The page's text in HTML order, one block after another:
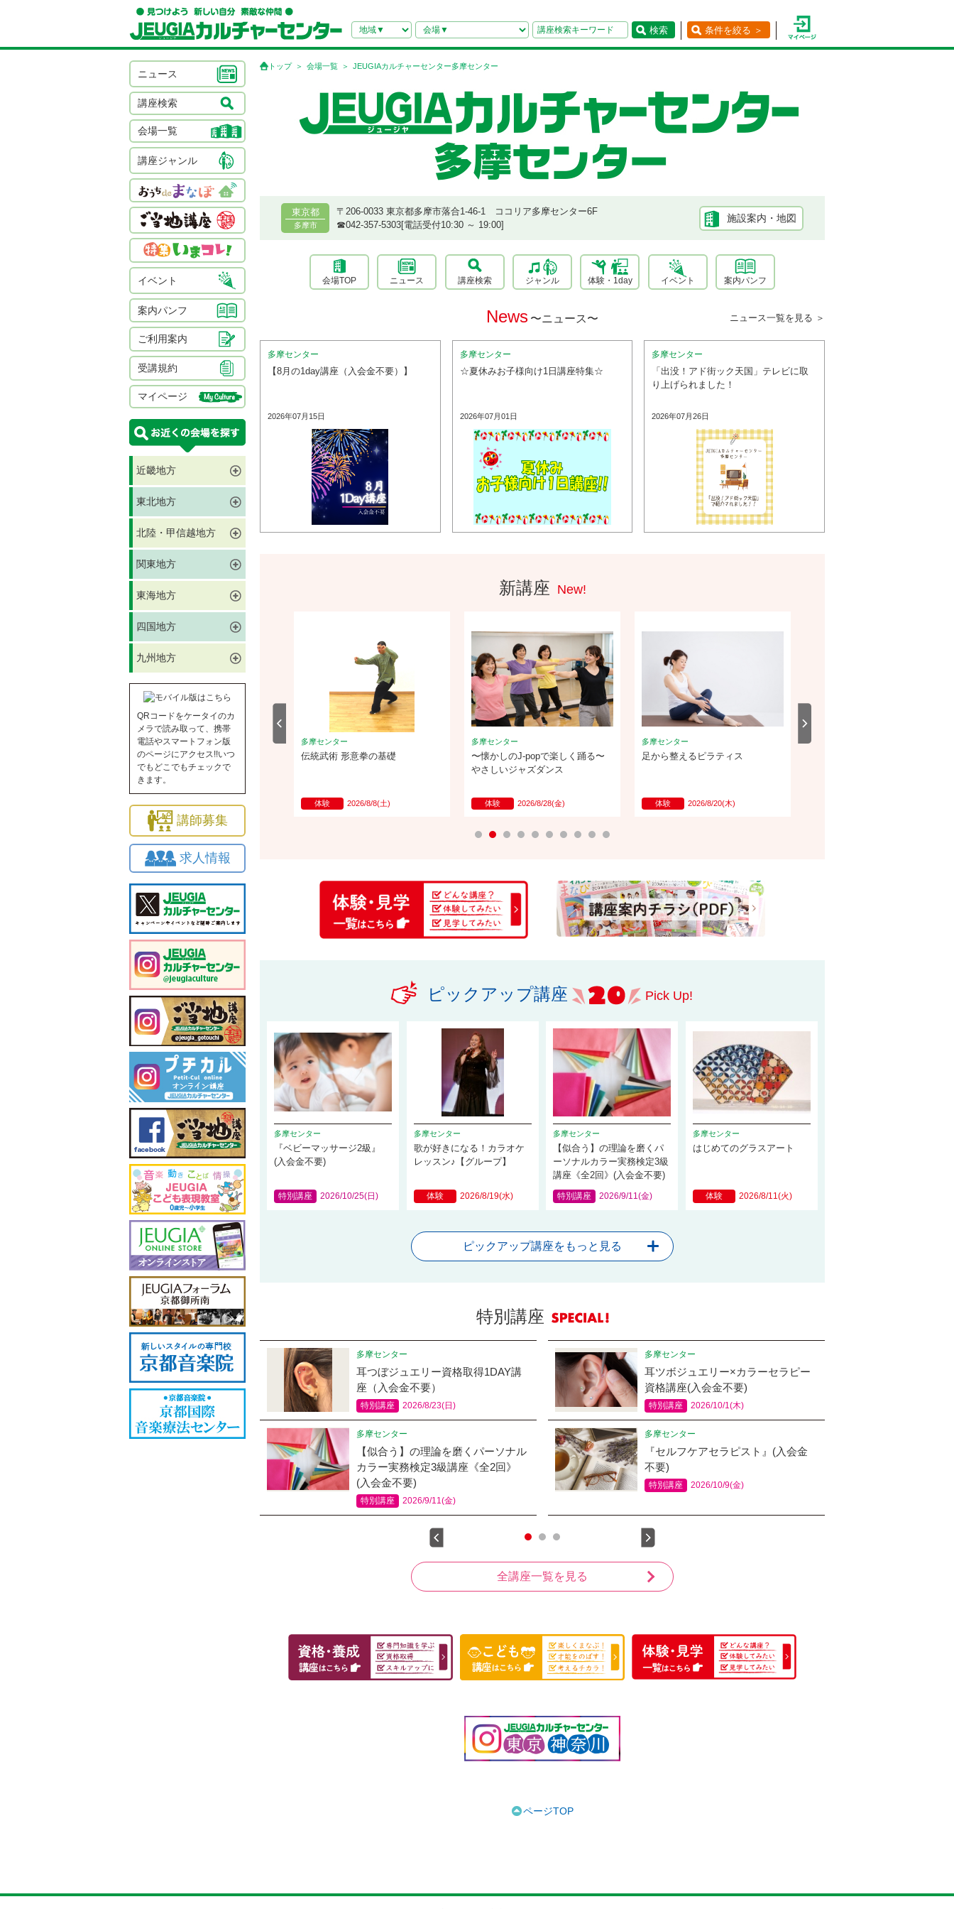
検索 条件を絞る ＞
ニュース
講座検索
会場一覧
講座ジャンル
イベント
案内パンフ
ご利用案内
受講規約
マイページ
近畿地方
東北地方
北陸・甲信越地方
関東地方
東海地方
四国地方
九州地方
QRコードをケータイのカ
メラで読み取って、携帯
電話やスマートフォン版
のページにアクセス!!いつ
でもどこでもチェックで
きます。
講師募集
求人情報
トップ 会場一覧 JEUGIAカルチャーセンター多摩センター
東京都
多摩市
〒206-0033 東京都多摩市落合1-46-1 ココリア多摩センター6F
☎︎042-357-5303[電話受付10:30 ～ 19:00]
施設案内・地図
会場TOP ニュース 講座検索 ジャンル 体験・1day イベント 案内パンフ
News 〜ニュース〜 ニュース一覧を見る ＞
多摩センター
【8月の1day講座（入会金不要）】
2026年07月15日
多摩センター
☆夏休みお子様向け1日講座特集☆
2026年07月01日
多摩センター
「出没！アド街ック天国」テレビに取
り上げられました！
2026年07月26日
新講座 New!
多摩センター
ベートーベンが笑ってる！シルバ
ーのピアノを楽しもう♬【個人40
分】
体験 2026/8/19(水)
多摩センター
伝統武術 形意拳の基礎
体験 2026/8/8(土)
多摩センター
〜懐かしのJ-popで楽しく踊る〜
やさしいジャズダンス
体験 2026/8/28(金)
多摩センター
足から整えるピラティス
体験 2026/8/20(木)
ピックアップ講座 Pick Up!
多摩センター
『ベビーマッサージ2級』
(入会金不要)
特別講座 2026/10/25(日)
多摩センター
歌が好きになる！カラオケ
レッスン♪【グループ】
体験 2026/8/19(水)
多摩センター
【似合う】の理論を磨くパ
ーソナルカラー実務検定3級
講座《全2回》(入会金不要)
特別講座 2026/9/11(金)
多摩センター
はじめてのグラスアート
体験 2026/8/11(火)
ピックアップ講座をもっと見る
特別講座
多摩センター
耳つぼジュエリー資格取得1DAY講
座（入会金不要）
特別講座 2026/8/23(日)
多摩センター
耳ツボジュエリー×カラーセラピー
資格講座(入会金不要)
特別講座 2026/10/1(木)
多摩センター
【似合う】の理論を磨くパーソナル
カラー実務検定3級講座《全2回》
(入会金不要)
特別講座 2026/9/11(金)
多摩センター
『セルフケアセラピスト』(入会金
不要)
特別講座 2026/10/9(金)
全講座一覧を見る
ページTOP